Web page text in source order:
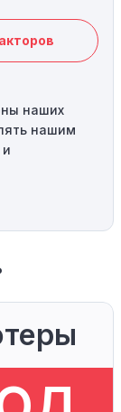
наших
нашим